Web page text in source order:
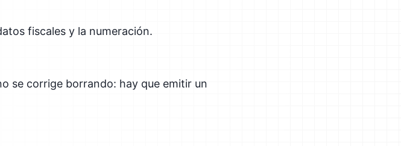
fiscales y la numeración.
se corrige borrando: hay que emitir un